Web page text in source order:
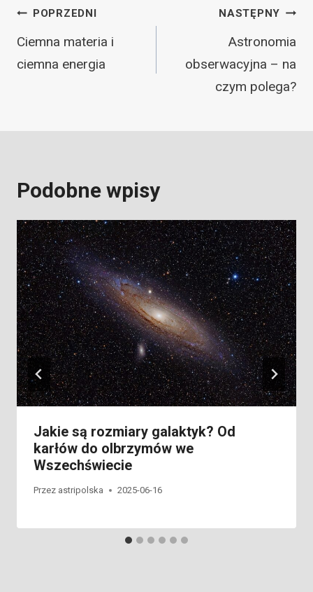
Nawigacja
wpisu
POPRZEDNI
Ciemna materia i
ciemna energia
NASTĘPNY
Astronomia
obserwacyjna – na
czym polega?
Podobne wpisy
Jakie są rozmiary galaktyk? Od
karłów do olbrzymów we
Wszechświecie
Przez astripolska 2025-06-16